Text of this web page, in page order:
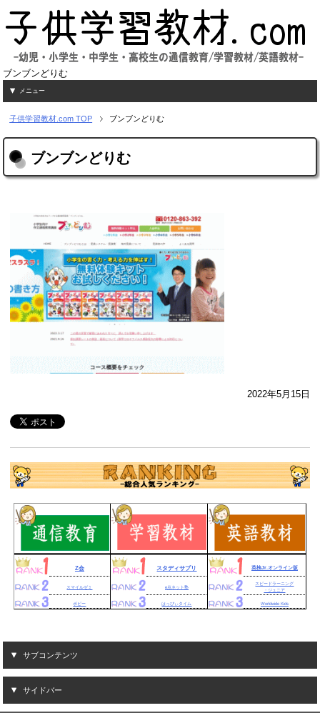
ブンブンどりむ
メニュー
子供学習教材.com TOP ブンブンどりむ
ブンブンどりむ
2022年5月15日
Z会 スタディサプリ 英検Jr.オンライン版
スマイルゼミ e点ネット塾
スピードラーニング
・ジュニア
ポピー はっぴぃタイム Worldwide Kids
サブコンテンツ
サイドバー